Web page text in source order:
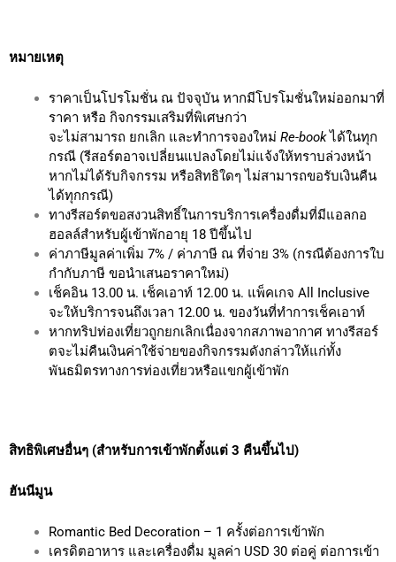
หมายเหตุ
ราคาเป็นโปรโมชั่น ณ ปัจจุบัน หากมีโปรโมชั่นใหม่ออกมาที่
ราคา หรือ กิจกรรมเสริมที่พิเศษกว่า
จะไม่สามารถ ยกเลิก และทำการจองใหม่ Re-bookได้ในทุก
กรณี (รีสอร์ตอาจเปลี่ยนแปลงโดยไม่แจ้งให้ทราบล่วงหน้า
หากไม่ได้รับกิจกรรม หรือสิทธิใดๆ ไม่สามารถขอรับเงินคืน
ได้ทุกกรณี)
ทางรีสอร์ตขอสงวนสิทธิ์ในการบริการเครื่องดื่มที่มีแอลกอ
ฮอลล์สำหรับผู้เข้าพักอายุ 18 ปีขึ้นไป
ค่าภาษีมูลค่าเพิ่ม 7% / ค่าภาษี ณ ที่จ่าย 3% (กรณีต้องการใบ
กำกับภาษี ขอนำเสนอราคาใหม่)
เช็คอิน 13.00 น. เช็คเอาท์ 12.00 น. แพ็คเกจ All Inclusive
จะให้บริการจนถึงเวลา 12.00 น. ของวันที่ทำการเช็คเอาท์
หากทริปท่องเที่ยวถูกยกเลิกเนื่องจากสภาพอากาศ ทางรีสอร์
ตจะไม่คืนเงินค่าใช้จ่ายของกิจกรรมดังกล่าวให้แก่ทั้ง
พันธมิตรทางการท่องเที่ยวหรือแขกผู้เข้าพัก
สิทธิพิเศษอื่นๆ (สำหรับการเข้าพักตั้งแต่ 3 คืนขึ้นไป)
ฮันนีมูน
Romantic Bed Decoration – 1 ครั้งต่อการเข้าพัก
เครดิตอาหาร และเครื่องดื่ม มูลค่า USD 30 ต่อคู่ ต่อการเข้า